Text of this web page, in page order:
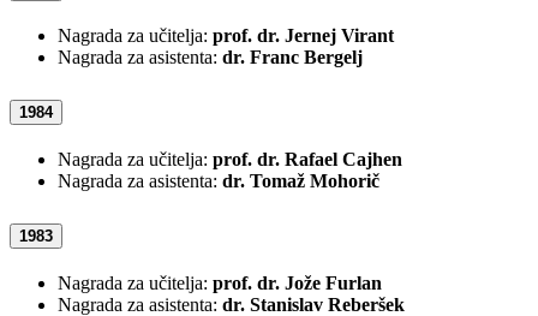
Nagrada za učitelja: prof. dr. Jernej Virant
Nagrada za asistenta: dr. Franc Bergelj
1984
Nagrada za učitelja: prof. dr. Rafael Cajhen
Nagrada za asistenta: dr. Tomaž Mohorič
1983
Nagrada za učitelja: prof. dr. Jože Furlan
Nagrada za asistenta: dr. Stanislav Reberšek